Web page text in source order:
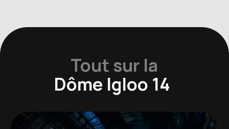
Tout sur la
Dôme Igloo 14